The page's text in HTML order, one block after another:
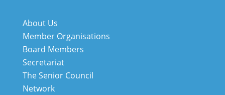
About Us
Member Organisations
Board Members
Secretariat
The Senior Council
Network